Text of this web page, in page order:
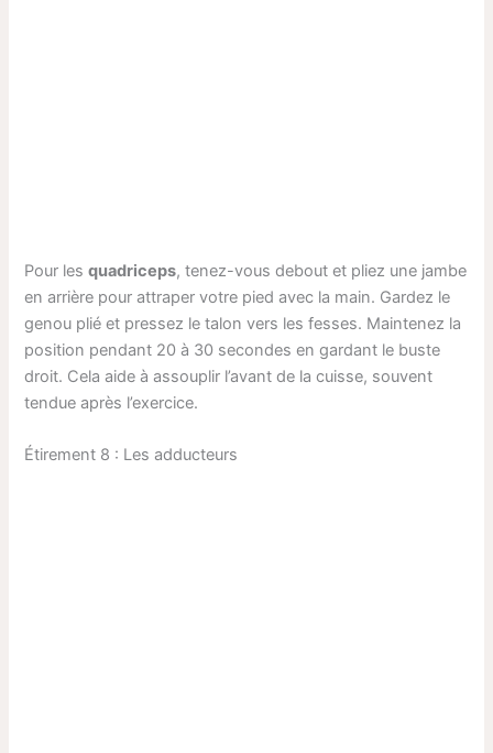
Pour lesquadriceps, tenez-vous debout et pliez une jambe
en arrière pour attraper votre pied avec la main. Gardez le
genou plié et pressez le talon vers les fesses. Maintenez la
position pendant 20 à 30 secondes en gardant le buste
droit. Cela aide à assouplir l’avant de la cuisse, souvent
tendue après l’exercice.
Étirement 8 : Les adducteurs